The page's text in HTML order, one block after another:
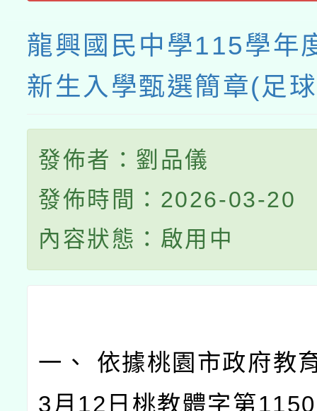
龍興國民中學115學年
新生入學甄選簡章(足
發佈者：劉品儀
發佈時間：2026-03-20
內容狀態：啟用中
一、 依據桃園市政府教
3月12日桃教體字第